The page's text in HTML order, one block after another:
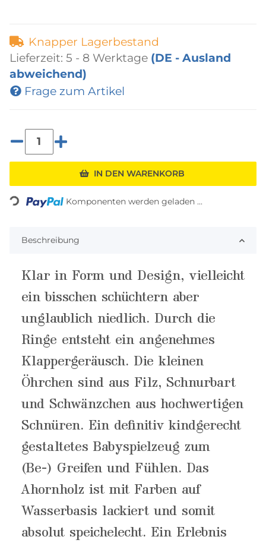
Knapper Lagerbestand
Lieferzeit: 5 - 8 Werktage (DE - Ausland
abweichend)
Frage zum Artikel
IN DEN WARENKORB
Loading... Komponenten werden geladen ...
Beschreibung
Klar in Form und Design, vielleicht
ein bisschen schüchtern aber
unglaublich niedlich. Durch die
Ringe entsteht ein angenehmes
Klappergeräusch. Die kleinen
Öhrchen sind aus Filz, Schnurbart
und Schwänzchen aus hochwertigen
Schnüren. Ein definitiv kindgerecht
gestaltetes Babyspielzeug zum
(Be-) Greifen und Fühlen. Das
Ahornholz ist mit Farben auf
Wasserbasis lackiert und somit
absolut speichelecht. Ein Erlebnis